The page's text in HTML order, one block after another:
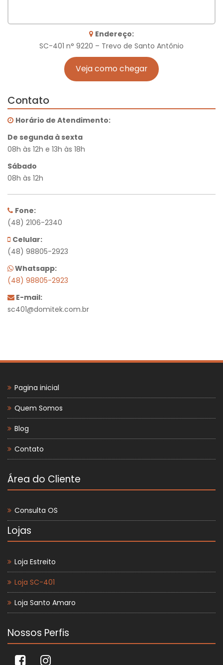
Endereço:
SC-401 n° 9220 – Trevo de Santo Antônio
Veja como chegar
Contato
Horário de Atendimento:
De segunda à sexta
08h às 12h e 13h às 18h
Sábado
08h às 12h
Fone:
(48) 2106-2340
Celular:
(48) 98805-2923
Whatsapp:
(48) 98805-2923
E-mail:
sc401@domitek.com.br
Pagina inicial
Quem Somos
Blog
Contato
Área do Cliente
Consulta OS
Lojas
Loja Estreito
Loja SC-401
Loja Santo Amaro
Nossos Perfis